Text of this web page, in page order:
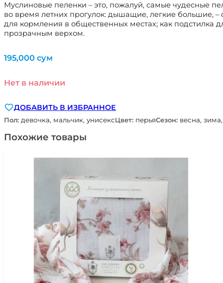
Муслиновые пеленки – это, пожалуй, самые чудесные
во время летних прогулок: дышащие, легкие большие,
для кормления в общественных местах; как подстилка
прозрачным верхом.
195,000 сум
Нет в наличии
ДОБАВИТЬ В ИЗБРАННОЕ
Пол: девочка, мальчик, унисексЦвет: перьяСезон: весна,
Похожие товары